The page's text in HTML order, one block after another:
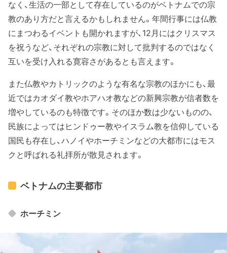
なく、生活の一部として存在しているのがベトナムでの宗
教のあり方だと言えるかもしれません。年間行事には仏教
にまつわるイベントも開かれますが、12月にはクリスマス
を祝うなど、それぞれの宗教に対して批判するのではなく
互いを受け入れる寛容さがあるとも言えます。
また仏教やカトリックのような有名な宗教のほかにも、最
近ではカオダイ教やホアハオ教などの新興宗教が信者数を
増やしているのも特徴です。そのほか数は少ないものの、
民族によってはヒンドゥー教やイスラム教を信仰している
国民も存在し、ハノイやホーチミンなどの大都市にはモス
クと呼ばれる礼拝所が散見されます。
ベトナムの主要都市
ホーチミン